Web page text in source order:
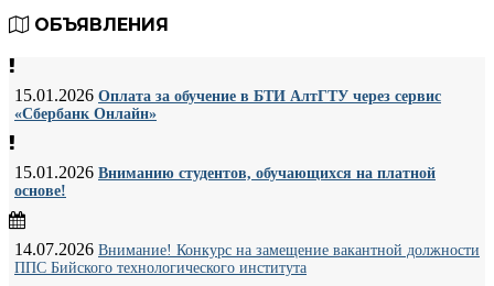
ОБЪЯВЛЕНИЯ
15.01.2026 Оплата за обучение в БТИ АлтГТУ через сервис
«Сбербанк Онлайн»
15.01.2026 Вниманию студентов, обучающихся на платной
основе!
14.07.2026 Внимание! Конкурс на замещение вакантной должности
ППС Бийского технологического института